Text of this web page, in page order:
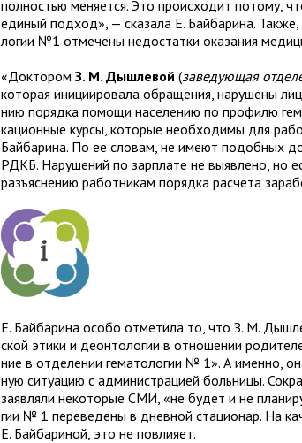
пол­но­стью меня­ется. Это про­ис­хо­дит потому,
еди­ный под­ход», — ска­зала Е. Байбарина.
ло­гии №1 отме­чены недо­статки ока­за­ния
«ДокторомЗ. М. Дышлевой (заве­ду­ю­щая
кото­рая ини­ци­и­ро­вала обра­ще­ния, нару­шены
нию порядка помощи насе­ле­нию по про­филю
ка­ци­он­ные курсы, кото­рые необ­хо­димы для
Байбарина. По ее сло­вам, не имеют подоб­ных
РДКБ. Нарушений по зар­плате не выяв­лено, но
разъ­яс­не­нию работ­ни­кам порядка рас­чета
Е. Байбарина особо отме­тила то, что З. М.
ской этики и деон­то­ло­гии в отно­ше­нии
ние в отде­ле­нии гема­то­ло­гии № 1». А именно,
ную ситу­а­цию с адми­ни­стра­цией больницы.
заяв­ляли неко­то­рые СМИ, «не будет и не
гии № 1 пере­ве­дены в днев­ной ста­ци­о­нар. На
Е. Байбариной, это не повлияет.